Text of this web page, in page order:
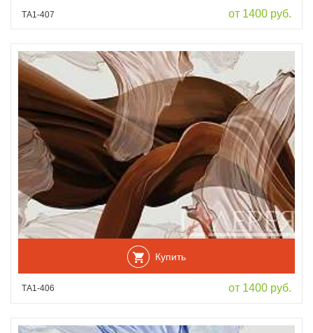
ТА1-407 от 1400 руб.
Купить
ТА1-406 от 1400 руб.